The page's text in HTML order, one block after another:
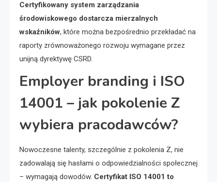
Certyfikowany system zarządzania
środowiskowego dostarcza mierzalnych
wskaźników, które można bezpośrednio przekładać na
raporty zrównoważonego rozwoju wymagane przez
unijną dyrektywę CSRD.
Employer branding i ISO
14001 – jak pokolenie Z
wybiera pracodawców?
Nowoczesne talenty, szczególnie z pokolenia Z, nie
zadowalają się hasłami o odpowiedzialności społecznej
– wymagają dowodów. Certyfikat ISO 14001 to